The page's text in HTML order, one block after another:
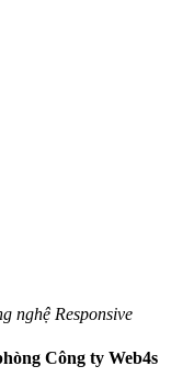
nghệ Responsive
Công ty Web4s